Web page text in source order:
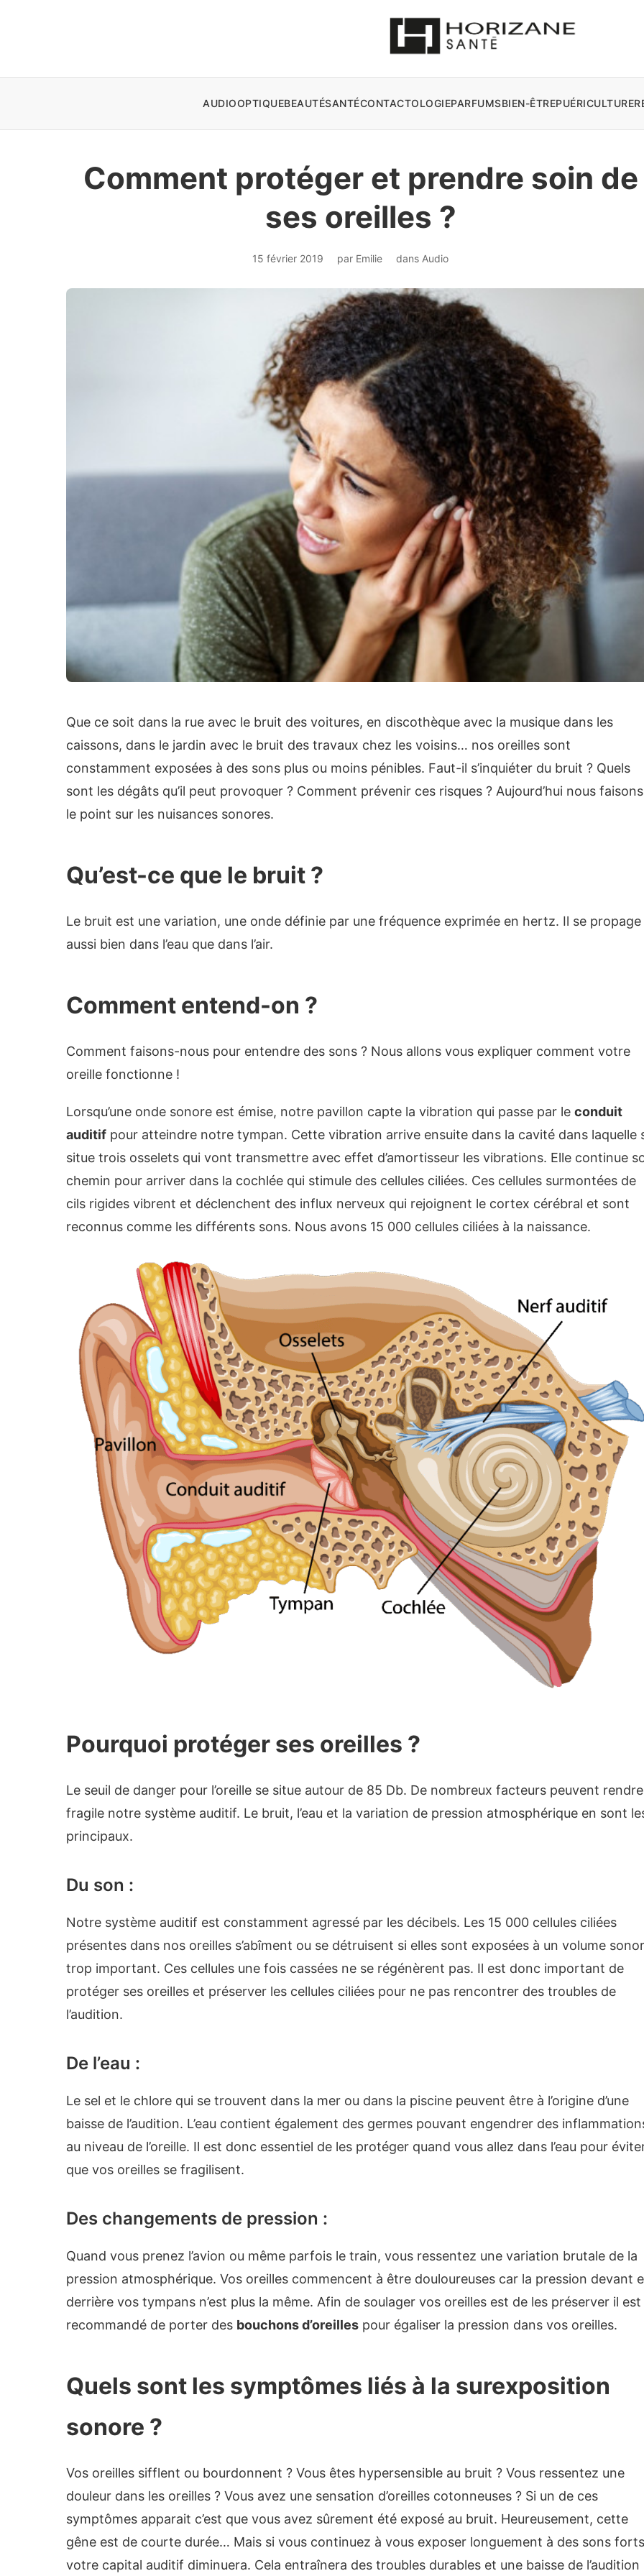
AUDIOOPTIQUEBEAUTÉSANTÉCONTACTOLOGIEPARFUMSBIEN-ÊTREPUÉRICULTURE
Comment protéger et prendre soin de
ses oreilles ?
15 février 2019 par Emilie dans Audio
Que ce soit dans la rue avec le bruit des voitures, en discothèque avec la musique dans les
caissons, dans le jardin avec le bruit des travaux chez les voisins… nos oreilles sont
constamment exposées à des sons plus ou moins pénibles. Faut-il s’inquiéter du bruit ? Quels
sont les dégâts qu’il peut provoquer ? Comment prévenir ces risques ? Aujourd’hui nous faisons
le point sur les nuisances sonores.
Qu’est-ce que le bruit ?
Le bruit est une variation, une onde définie par une fréquence exprimée en hertz. Il se propage
aussi bien dans l’eau que dans l’air.
Comment entend-on ?
Comment faisons-nous pour entendre des sons ? Nous allons vous expliquer comment votre
oreille fonctionne !
Lorsqu’une onde sonore est émise, notre pavillon capte la vibration qui passe par le conduit
auditif pour atteindre notre tympan. Cette vibration arrive ensuite dans la cavité dans laquelle
situe trois osselets qui vont transmettre avec effet d’amortisseur les vibrations. Elle continue
chemin pour arriver dans la cochlée qui stimule des cellules ciliées. Ces cellules surmontées de
cils rigides vibrent et déclenchent des influx nerveux qui rejoignent le cortex cérébral et sont
reconnus comme les différents sons. Nous avons 15 000 cellules ciliées à la naissance.
Pourquoi protéger ses oreilles ?
Le seuil de danger pour l’oreille se situe autour de 85 Db. De nombreux facteurs peuvent rendre
fragile notre système auditif. Le bruit, l’eau et la variation de pression atmosphérique en sont
principaux.
Du son :
Notre système auditif est constamment agressé par les décibels. Les 15 000 cellules ciliées
présentes dans nos oreilles s’abîment ou se détruisent si elles sont exposées à un volume
trop important. Ces cellules une fois cassées ne se régénèrent pas. Il est donc important de
protéger ses oreilles et préserver les cellules ciliées pour ne pas rencontrer des troubles de
l’audition.
De l’eau :
Le sel et le chlore qui se trouvent dans la mer ou dans la piscine peuvent être à l’origine d’une
baisse de l’audition. L’eau contient également des germes pouvant engendrer des
au niveau de l’oreille. Il est donc essentiel de les protéger quand vous allez dans l’eau pour
que vos oreilles se fragilisent.
Des changements de pression :
Quand vous prenez l’avion ou même parfois le train, vous ressentez une variation brutale de la
pression atmosphérique. Vos oreilles commencent à être douloureuses car la pression devant
derrière vos tympans n’est plus la même. Afin de soulager vos oreilles est de les préserver il est
recommandé de porter des bouchons d’oreilles pour égaliser la pression dans vos oreilles.
Quels sont les symptômes liés à la surexposition
sonore ?
Vos oreilles sifflent ou bourdonnent ? Vous êtes hypersensible au bruit ? Vous ressentez une
douleur dans les oreilles ? Vous avez une sensation d’oreilles cotonneuses ? Si un de ces
symptômes apparait c’est que vous avez sûrement été exposé au bruit. Heureusement, cette
gêne est de courte durée… Mais si vous continuez à vous exposer longuement à des sons
votre capital auditif diminuera. Cela entraînera des troubles durables et une baisse de l’audition